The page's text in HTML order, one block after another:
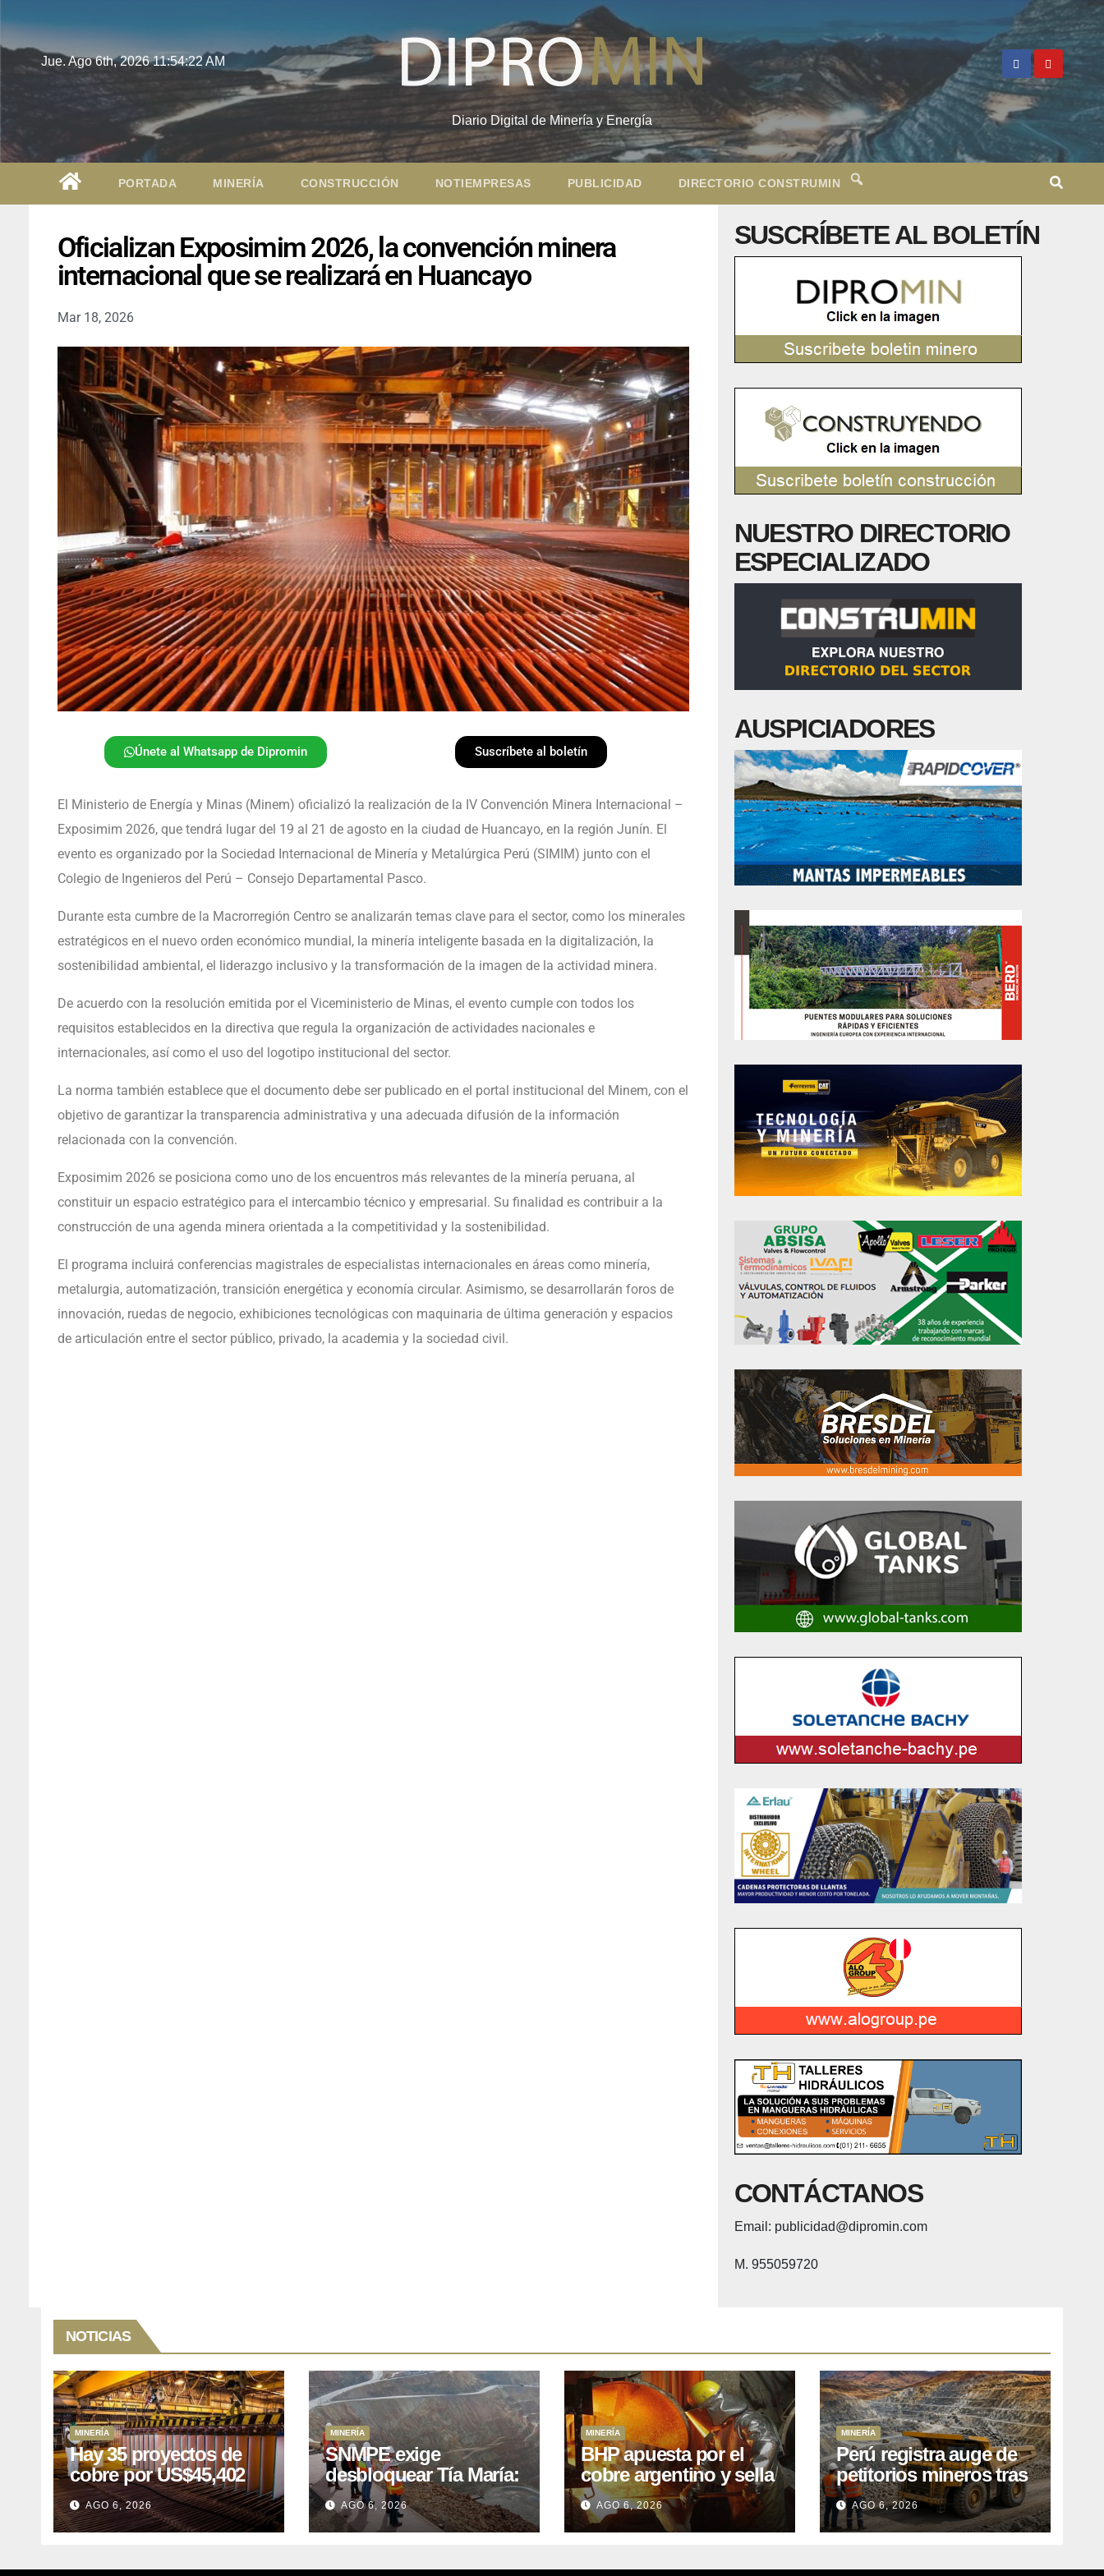
Jue. Ago 6th, 202611:54:23 AM
Diario Digital de Minería y Energía
PORTADA MINERÍA CONSTRUCCIÓN NOTIEMPRESAS PUBLICIDAD DIRECTORIO CONSTRUMIN
Oficializan Exposimim 2026, la convención minera
internacional que se realizará en Huancayo
Mar 18, 2026
Únete al Whatsapp de Dipromin Suscríbete al boletín
El Ministerio de Energía y Minas (Minem) oficializó la realización de la IV Convención Minera Internacional –
Exposimim 2026, que tendrá lugar del 19 al 21 de agosto en la ciudad de Huancayo, en la región Junín. El
evento es organizado por la Sociedad Internacional de Minería y Metalúrgica Perú (SIMIM) junto con el
Colegio de Ingenieros del Perú – Consejo Departamental Pasco.
Durante esta cumbre de la Macrorregión Centro se analizarán temas clave para el sector, como los minerales
estratégicos en el nuevo orden económico mundial, la minería inteligente basada en la digitalización, la
sostenibilidad ambiental, el liderazgo inclusivo y la transformación de la imagen de la actividad minera.
De acuerdo con la resolución emitida por el Viceministerio de Minas, el evento cumple con todos los
requisitos establecidos en la directiva que regula la organización de actividades nacionales e
internacionales, así como el uso del logotipo institucional del sector.
La norma también establece que el documento debe ser publicado en el portal institucional del Minem, con el
objetivo de garantizar la transparencia administrativa y una adecuada difusión de la información
relacionada con la convención.
Exposimim 2026 se posiciona como uno de los encuentros más relevantes de la minería peruana, al
constituir un espacio estratégico para el intercambio técnico y empresarial. Su finalidad es contribuir a la
construcción de una agenda minera orientada a la competitividad y la sostenibilidad.
El programa incluirá conferencias magistrales de especialistas internacionales en áreas como minería,
metalurgia, automatización, transición energética y economía circular. Asimismo, se desarrollarán foros de
innovación, ruedas de negocio, exhibiciones tecnológicas con maquinaria de última generación y espacios
de articulación entre el sector público, privado, la academia y la sociedad civil.
SUSCRÍBETE AL BOLETÍN
NUESTRO DIRECTORIO
ESPECIALIZADO
AUSPICIADORES
CONTÁCTANOS
Email: publicidad@dipromin.com
M. 955059720
NOTICIAS
MINERÍA
Hay 35 proyectos de
cobre por US$45,402
millones que Perú
puede aprovechar
AGO 6, 2026
MINERÍA
SNMPE exige
desbloquear Tía María:
el proyecto de
US$1.400M que Perú
lleva 15 años
AGO 6, 2026
MINERÍA
BHP apuesta por el
cobre argentino y sella
acuerdo con Kobrea
para siete proyecto
AGO 6, 2026
MINERÍA
Perú registra auge de
petitorios mineros tras
liberación de más de
mil concesiones para
explorar cobre y oro
AGO 6, 2026